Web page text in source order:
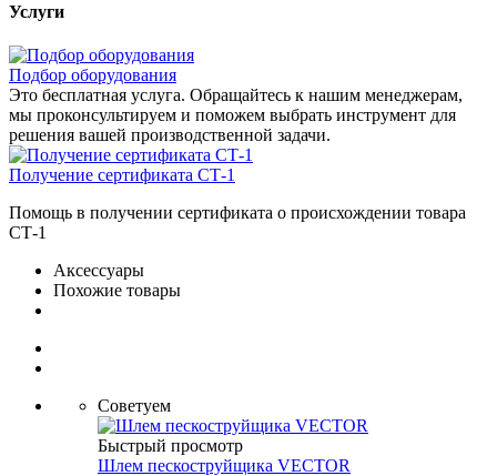
Услуги
Подбор оборудования
Это бесплатная услуга. Обращайтесь к нашим менеджерам,
мы проконсультируем и поможем выбрать инструмент для
решения вашей производственной задачи.
Получение сертификата СТ-1
Помощь в получении сертификата о происхождении товара
СТ-1
Аксессуары
Похожие товары
Советуем
Быстрый просмотр
Шлем пескоструйщика VECTOR